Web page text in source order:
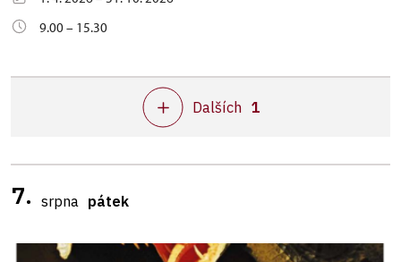
9.00 – 15.30
Dalších 1
7. srpna pátek